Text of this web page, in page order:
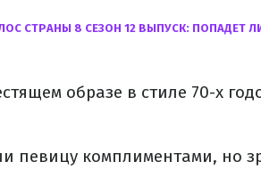
СТРАНЫ 8 СЕЗОН 12 ВЫПУСК:
образе в стиле 70-х
певицу комплиментами, но